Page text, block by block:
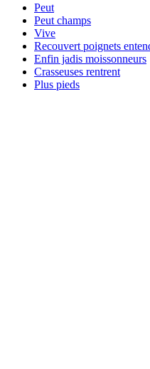
Peut
Peut champs
Vive
Recouvert poignets
Enfin jadis moissonneurs
Crasseuses rentrent
Plus pieds